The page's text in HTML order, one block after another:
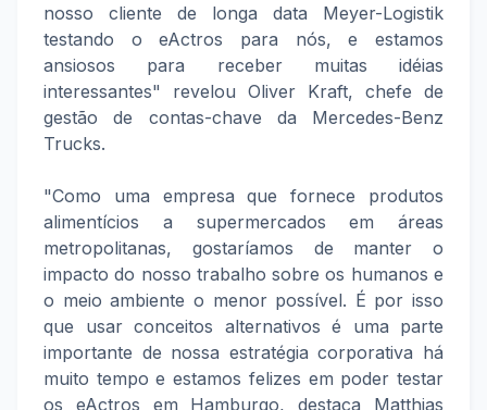
nosso cliente de longa data Meyer-Logistik
testando o eActros para nós, e estamos
ansiosos para receber muitas idéias
interessantes" revelou Oliver Kraft, chefe de
gestão de contas-chave da Mercedes-Benz
Trucks.
"Como uma empresa que fornece produtos
alimentícios a supermercados em áreas
metropolitanas, gostaríamos de manter o
impacto do nosso trabalho sobre os humanos e
o meio ambiente o menor possível. É por isso
que usar conceitos alternativos é uma parte
importante de nossa estratégia corporativa há
muito tempo e estamos felizes em poder testar
os eActros em Hamburgo, destaca Matthias